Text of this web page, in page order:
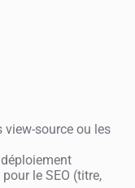
source ou les
le SEO (titre,